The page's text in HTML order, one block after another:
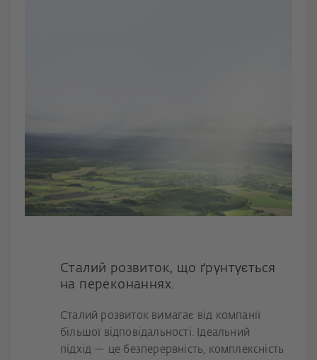
Сталий розвиток, що ґрунтується
на переконаннях.
Сталий розвиток вимагає від компанії
більшої відповідальності. Ідеальний
підхід — це безперервність, комплексність